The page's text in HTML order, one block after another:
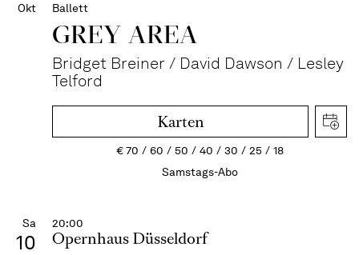
Okt Ballett
GREY AREA
Bridget Breiner / David Dawson / Lesley
Telford
Karten
€70 60 50 40 30 25
18
Samstags-Abo
Sa
10
20:00
Opernhaus Düsseldorf